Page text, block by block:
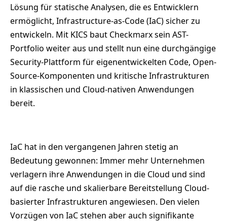
Lösung für statische Analysen, die es Entwicklern
ermöglicht, Infrastructure-as-Code (IaC) sicher zu
entwickeln. Mit KICS baut Checkmarx sein AST-
Portfolio weiter aus und stellt nun eine durchgängige
Security-Plattform für eigenentwickelten Code, Open-
Source-Komponenten und kritische Infrastrukturen
in klassischen und Cloud-nativen Anwendungen
bereit.
IaC hat in den vergangenen Jahren stetig an
Bedeutung gewonnen: Immer mehr Unternehmen
verlagern ihre Anwendungen in die Cloud und sind
auf die rasche und skalierbare Bereitstellung Cloud-
basierter Infrastrukturen angewiesen. Den vielen
Vorzügen von IaC stehen aber auch signifikante